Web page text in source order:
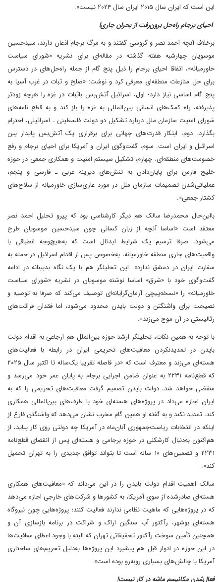
این است که ایران سال ۲۰۱۵ ایران سال ۲۰۲۴ نیست».
احیای برجام راه‌حل برون‌رفت از بحران جاری!
برخلاف آنچه احمد نصر و گروسی گفتند و به مرگ برجام اذعان دارند، سیدحسین
موسویان چهارشبه هفته گذشته در مقاله‌ای برای نشریه «شورای سیاست
خاورمیانه»، اتفاقا احیای برجام را ذیل پنج گام از جمله راه‌حل‌های در دسترس
برای حل منازعات منطقه‌ای معرفی کرد و نوشت: «صلح و ثبات در غرب آسیا به
پنج گام اساسی نیاز دارد؛ اول، اسرائیل آتش‌بس باثبات در غزه را هرچه زودتر
پذیرفته، راه کمک‌های انسانی بین‌المللی به غزه را باز کند و به قطع نامه‌های
شورای امنیت سازمان ملل درباره تشکیل دو دولت فلسطینی ـ اسرائیلی، احترام
بگذارد. دوم، ابتکار قدرت‌های جهانی برای برقراری یک آتش‌بس پایدار بین
اسرائیل و ایران است. سوم، گفت‌وگوی ایران و آمریکا برای احیای برجام و رفع
خصومت‌های منطقه‌ای. چهارم، تشکیل سیستم امنیت و همکاری جمعی در حوزه
خلیج فارس برای پایان‌دادن به تنش‌های دیرینه عربی ـ فارسی و پنجم،
عملیاتی‌شدن تصمیمات سازمان ملل در مورد عاری‌سازی خاورمیانه از سلاح‌های
کشتار جمعی».
بااین‌حال محمدرضا سالک هم دیگر کارشناسی بود که پیرو تحلیل احمد نصر
معتقد است «اساسا آنچه از زبان کسانی چون سیدحسین موسویان طرح
می‌شود، صرفا ترسیم یک شرایط ایدئال است که به‌هیچ‌وجه انطباقی با
واقعیت‌های جاری منطقه خاورمیانه، به‌خصوص پس از اقدام اسرائیل در حمله به
سفارت ایران در دمشق ندارد». این تحلیلگر هم با یک نگاه بدبینانه در ادامه
گفت‌وگوی خود با «شرق» اساسا نوشته موسویان در نشریه «شورای سیاست
خاورمیانه» را «نسخه‌پیچی آرمان‌گرایانه‌ای توصیف می‌کند که صرفا به توصیه و
نصیحت برای واشنگتن و دولت بایدن محدود می‌شود، اما فقدان قرائت‌های
رئالیستی در آن موج می‌زند».
با توجه به همین نکات، تحلیلگر ارشد حوزه بین‌الملل هم ارجاعی به اقدام دولت
بایدن در تمدید‌نکردن معافیت‌های تحریمی ایران در رابطه با فعالیت‌های
هسته‌ای می‌زند و معترف است که «در فاصله تقریبا یک‌ساله تا اکتبر سال ۲۰۲۵
که قطع‌نامه ۲۲۳۱ به عنوان ضامن اجرایی برجام به پایان عمر خود می‌رسد و
منقضی خواهد شد، دولت بایدن تصمیم گرفت معافیت‌های تحریمی را که به
ایران اجازه می‌داد در پروژه‌های هسته‌ای خود با طرف‌های بین‌المللی همکاری
کند، تمدید نکند و به گفته او همین گام مخرب نشان می‌دهد که واشنگتن فارغ از
اینکه در انتخابات ریاست‌جمهوری آبان‌ماه در آمریکا چه دولتی روی کار بیاید، از
هم‌اکنون به‌دنبال کارشکنی در حوزه برجامی و هسته‌ای پس از انقضای قطع‌نامه
۲۲۳۱ و تضمین‌های ۱۰ ساله است تا بتواند توافق جدیدی را به تهران تحمیل
کند».
سالک اهمیت اقدام دولت بایدن را در این می‌داند که «معافیت‌های همکاری
هسته‌ای صادرشده از سوی آمریکا، به کشورها و شرکت‌های خارجی اجازه می‌دهد
که در پروژه‌هایی که ماهیت نظامی ندارند فعالیت کنند؛ پروژه‌هایی چون نیروگاه
هسته‌ای بوشهر، رآکتور آب سنگین اراک و شراکت در برنامه بازسازی آن و
همچنین تأمین سوخت رآکتور تحقیقاتی تهران که البته با وجود اعطای معافیت‌ها
در این حوزه در ادوار قبل هم پیشبرد این پروژه‌ها به‌دلیل تحریم‌های ساختاری
آمریکا با چالش‌های بسیاری روبه‌رو بوده است».
فعال‌شدن مکانیسم ماشه در کار نیست!